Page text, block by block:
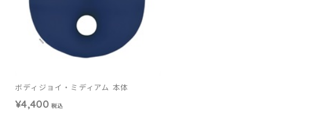
ボディジョイ・ミディアム 本体
¥4,400 税込